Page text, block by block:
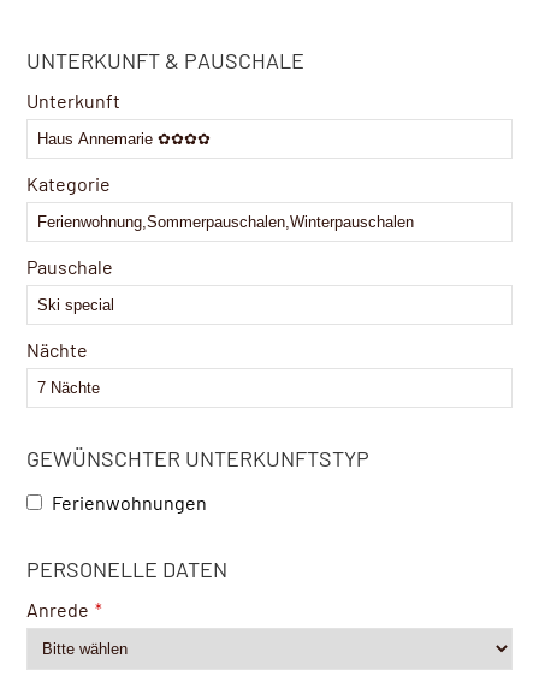
UNTERKUNFT & PAUSCHALE
Unterkunft
Kategorie
Pauschale
Nächte
GEWÜNSCHTER UNTERKUNFTSTYP
Ferienwohnungen
Email *
PERSONELLE DATEN
Anrede *